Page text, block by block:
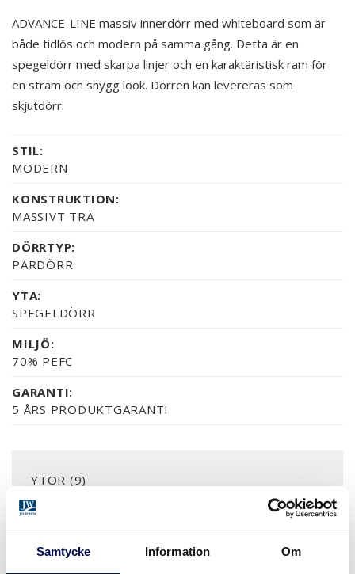
Samtycke Information Om
ADVANCE-LINE massiv innerdörr med whiteboard som är
både tidlös och modern på samma gång. Detta är en
spegeldörr med skarpa linjer och en karaktäristisk ram för
en stram och snygg look. Dörren kan levereras som
skjutdörr.
STIL:
MODERN
KONSTRUKTION:
MASSIVT TRÄ
DÖRRTYP:
PARDÖRR
YTA:
SPEGELDÖRR
MILJÖ:
70% PEFC
GARANTI:
5 ÅRS PRODUKTGARANTI
YTOR (9)
NCS S0502-Y
NÄSTAN ALLA NCS S
EK